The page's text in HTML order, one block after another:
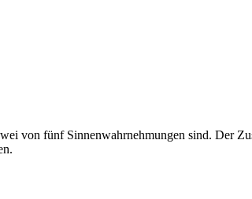
von fünf Sinnenwahrnehmungen sind. Der